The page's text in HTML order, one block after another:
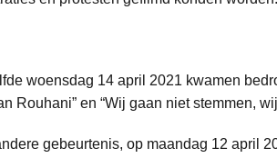
woensdag 14 april 2021 kwamen
Rouhani” en “Wij gaan niet stemmen,
gebeurtenis, op maandag 12 april